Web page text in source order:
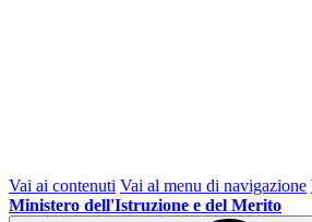
Vai ai contenuti Vai al menu di navigazione
Ministero dell'Istruzione e del Merito